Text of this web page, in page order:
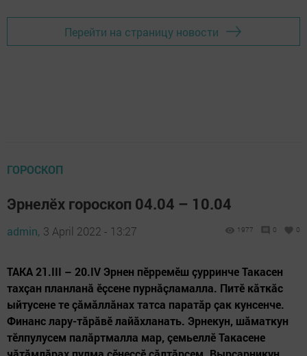
Перейти на страницу новости
ГОРОСКОП
Эрнелӗх гороскоп 04.04 – 10.04
admin, 3 April 2022 - 13:27 1977 0 0
ТАКА 21.III – 20.IV Эрнен пӗрремӗш çурринче Такасен
тахçан планланă ӗçсене пурнăçламалла. Питӗ кăткăс
ыйтусене те çăмăллăнах татса паратăр çак кунсенче.
Финанс лару-тăрăвӗ лайăхланать. Эрнекун, шăматкун
тӗлпулусем палăртмалла мар, çемьеллӗ Такасене